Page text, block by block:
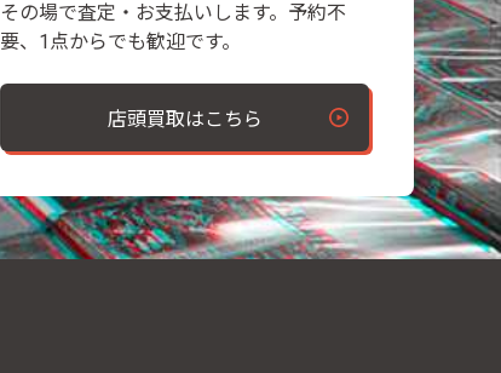
その場で査定・お支払いします。予約不
要、1点からでも歓迎です。
店頭買取はこちら